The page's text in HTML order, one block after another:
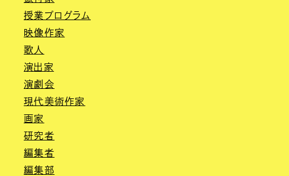
授業プログラム
映像作家
歌人
演出家
演劇会
現代美術作家
画家
研究者
編集者
編集部